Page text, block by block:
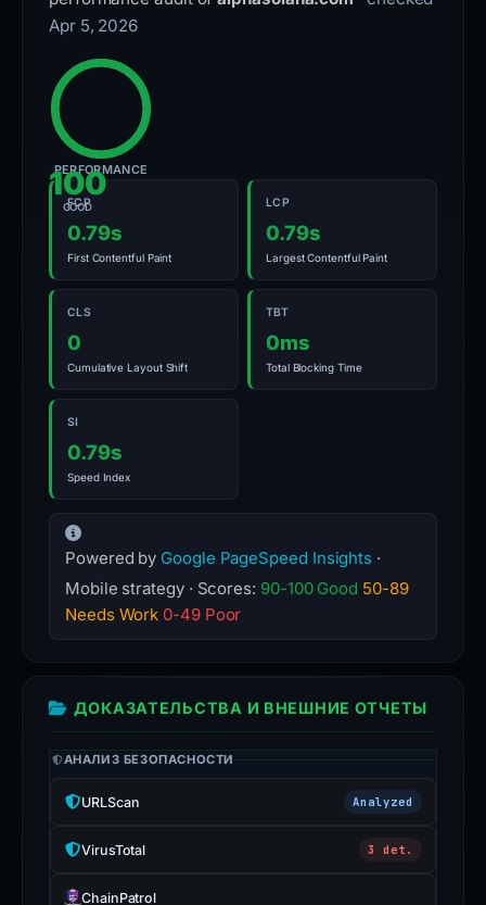
Apr 5, 2026
100
GOOD
PERFORMANCE
FCP
0.79s
First Contentful Paint
LCP
0.79s
Largest Contentful Paint
CLS
0
Cumulative Layout Shift
TBT
0ms
Total Blocking Time
SI
0.79s
Speed Index
Powered by Google PageSpeed Insights ·
Mobile strategy · Scores: 90-100 Good 50-89
Needs Work 0-49 Poor
ДОКАЗАТЕЛЬСТВА И ВНЕШНИЕ ОТЧЕТЫ
АНАЛИЗ БЕЗОПАСНОСТИ
URLScan Analyzed
VirusTotal 3 det.
ChainPatrol